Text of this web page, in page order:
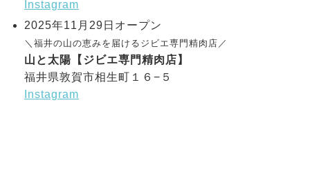
Instagram
2025年11月29日オープン
＼福井の山の恵みを届けるジビエ専門精肉店／
山と太陽【ジビエ専門精肉店】
福井県敦賀市相生町１６−５
Instagram